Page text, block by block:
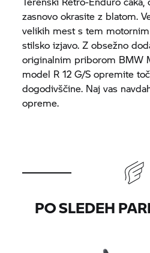
zasnovo okrasite z blatom.
velikih mest s tem
stilsko izjavo. Z obsežno
originalnim priborom BMW
model R 12 G/S opremite
dogodivščine. Naj vas
opreme.
PO SLEDEH